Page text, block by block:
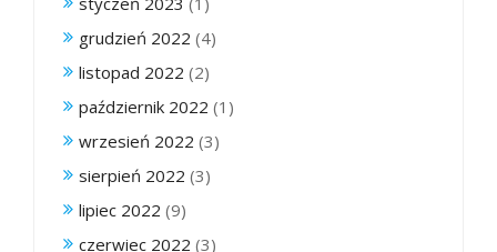
grudzień 2022 (4)
listopad 2022 (2)
październik 2022 (1)
wrzesień 2022 (3)
sierpień 2022 (3)
lipiec 2022 (9)
czerwiec 2022 (3)